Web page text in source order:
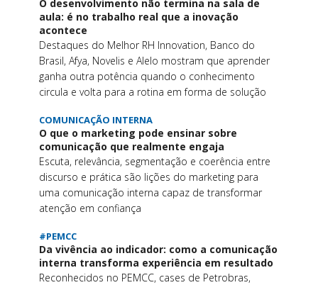
O desenvolvimento não termina na sala de
aula: é no trabalho real que a inovação
acontece
Destaques do Melhor RH Innovation, Banco do
Brasil, Afya, Novelis e Alelo mostram que aprender
ganha outra potência quando o conhecimento
circula e volta para a rotina em forma de solução
COMUNICAÇÃO INTERNA
O que o marketing pode ensinar sobre
comunicação que realmente engaja
Escuta, relevância, segmentação e coerência entre
discurso e prática são lições do marketing para
uma comunicação interna capaz de transformar
atenção em confiança
#PEMCC
Da vivência ao indicador: como a comunicação
interna transforma experiência em resultado
Reconhecidos no PEMCC, cases de Petrobras,